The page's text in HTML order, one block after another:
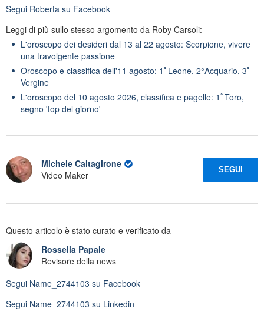
Segui Roberta su Facebook
Leggi di più sullo stesso argomento da Roby Carsoli:
L'oroscopo dei desideri dal 13 al 22 agosto: Scorpione, vivere
una travolgente passione
Oroscopo e classifica dell'11 agosto: 1ﾟLeone, 2°Acquario, 3ﾟ
Vergine
L'oroscopo del 10 agosto 2026, classifica e pagelle: 1ﾟToro,
segno 'top del giorno'
Michele Caltagirone
Video Maker
SEGUI
Questo articolo è stato curato e verificato da
Rossella Papale
Revisore della news
Segui Name_2744103 su Facebook
Segui Name_2744103 su Linkedin